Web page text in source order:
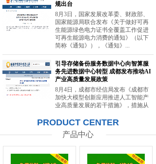
规出台
8月3日，国家发展改革委、财政部、
国家能源局联合发布《关于做好可再
生能源绿色电力证书全覆盖工作促进
可再生能源电力消费的通知》（以下
简称《通知》），《通知》...
引导存储备份服务数据中心向智算服
务先进数据中心转型 成都发布推动AI
产业高质量发展政策
8月4日，成都市经信局发布《成都市
加快大模型创新应用推进人工智能产
业高质量发展的若干措施》，措施从
力等方面提出20条举措。...
PRODUCT CENTER
产品中心